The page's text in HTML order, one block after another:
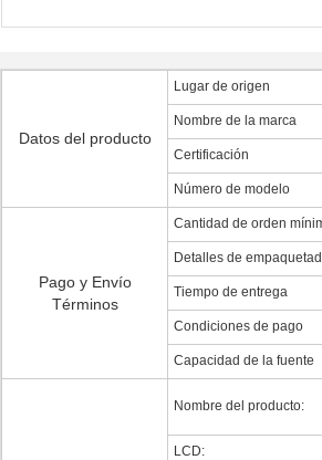
Datos del producto
Lugar de origen
Nombre de la marca
Certificación
Número de modelo
Pago y Envío
Términos
Cantidad de orden
Detalles de
Tiempo de entrega
Condiciones de pago
Capacidad de la fuente
Nombre del producto:
LCD: